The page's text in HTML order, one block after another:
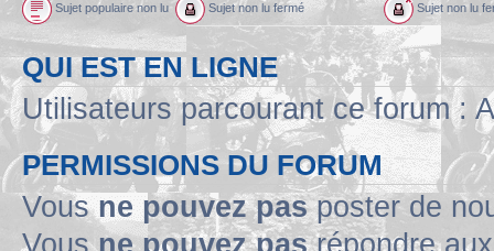
Sujet populaire non lu Sujet non lu fermé Sujet non lu
QUI EST EN LIGNE
Utilisateurs parcourant ce forum :
PERMISSIONS DU FORUM
Vousne pouvez pasposter de
Vousne pouvez pasrépondre